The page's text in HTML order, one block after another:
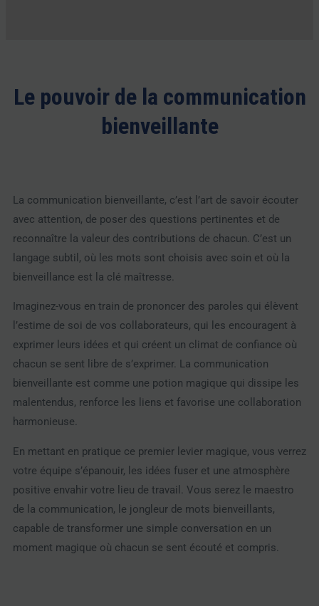
Le pouvoir de la communication
bienveillante
La communication bienveillante, c’est l’art de savoir écouter
avec attention, de poser des questions pertinentes et de
reconnaître la valeur des contributions de chacun. C’est un
langage subtil, où les mots sont choisis avec soin et où la
bienveillance est la clé maîtresse.
Imaginez-vous en train de prononcer des paroles qui élèvent
l’estime de soi de vos collaborateurs, qui les encouragent à
exprimer leurs idées et qui créent un climat de confiance où
chacun se sent libre de s’exprimer. La communication
bienveillante est comme une potion magique qui dissipe les
malentendus, renforce les liens et favorise une collaboration
harmonieuse.
En mettant en pratique ce premier levier magique, vous verrez
votre équipe s’épanouir, les idées fuser et une atmosphère
positive envahir votre lieu de travail. Vous serez le maestro
de la communication, le jongleur de mots bienveillants,
capable de transformer une simple conversation en un
moment magique où chacun se sent écouté et compris.